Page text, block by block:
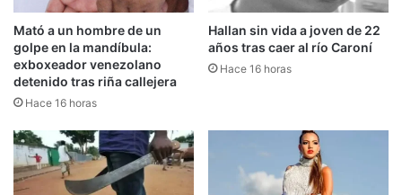
Mató a un hombre de un
golpe en la mandíbula:
exboxeador venezolano
detenido tras riña callejera
Hace 16 horas
Hallan sin vida a joven de 22
años tras caer al río Caroní
Hace 16 horas